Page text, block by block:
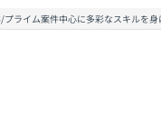
ス管理者、Java認
及びその内容
ライム案件中心に多彩なスキルを